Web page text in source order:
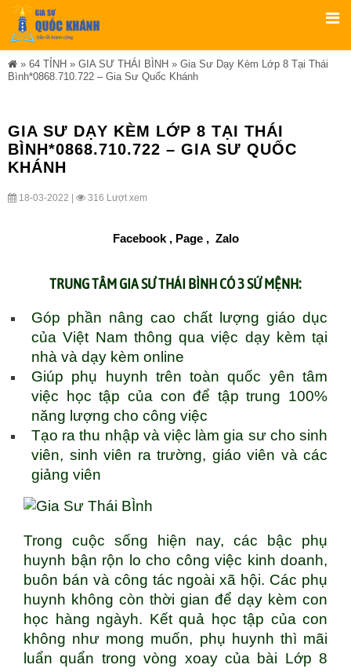
» 64 TỈNH » GIA SƯ THÁI BÌNH » Gia Sư Dạy Kèm Lớp 8 Tại Thái
Bình*0868.710.722 – Gia Sư Quốc Khánh
GIA SƯ DẠY KÈM LỚP 8 TẠI THÁI
BÌNH*0868.710.722 – GIA SƯ QUỐC
KHÁNH
18-03-2022 | 316 Lượt xem
Facebook , Page, Zalo
TRUNG TÂMGIA SƯ THÁI BÌNHCÓ 3 SỨ MỆNH:
Góp phần nâng cao chất lượng giáo dục
của Việt Nam thông qua việc dạy kèm tại
nhà và dạy kèm online
Giúp phụ huynh trên toàn quốc yên tâm
việc học tập của con để tập trung 100%
năng lượng cho công việc
Tạo ra thu nhập và việc làm gia sư cho sinh
viên, sinh viên ra trường, giáo viên và các
giảng viên
Trong cuộc sống hiện nay, các bậc phụ
huynh bận rộn lo cho công việc kinh doanh,
buôn bán và công tác ngoài xã hội. Các phụ
huynh không còn thời gian để dạy kèm con
học hàng ngàyh. Kết quả học tập của con
không như mong muốn, phụ huynh thì mãi
luẩn quẩn trong vòng xoay của bài Lớp 8